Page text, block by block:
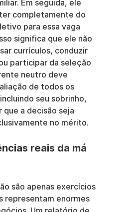
Em seguida, ele
completamente do
para essa vaga
significa que ele não
currículos, conduzir
participar da seleção
neutro deve
de todos os
seu sobrinho,
que a decisão seja
no mérito.
reais da má
são apenas exercícios
representam enormes